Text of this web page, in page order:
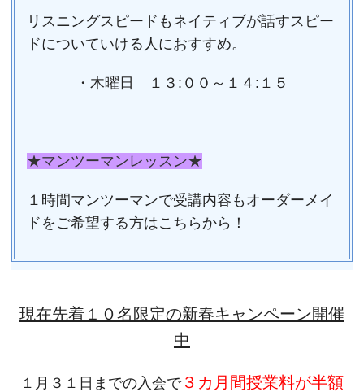
リスニングスピードもネイティブが話すスピー
ドについていける人におすすめ。
・木曜日 １３:００～１４:１５
★マンツーマンレッスン★
１時間マンツーマンで受講内容もオーダーメイ
ドをご希望する方はこちらから！
現在先着１０名限定の新春キャンペーン開催
中
１月３１日までの入会で３カ月間授業料が半額